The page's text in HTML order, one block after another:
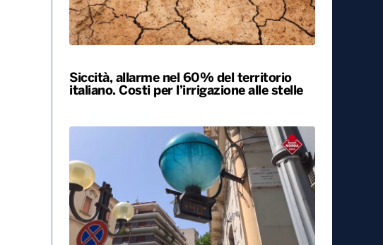
Siccità, allarme nel 60% del territorio
italiano. Costi per l’irrigazione alle stelle